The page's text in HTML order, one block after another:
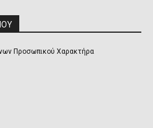
Προσωπικού Χαρακτήρα